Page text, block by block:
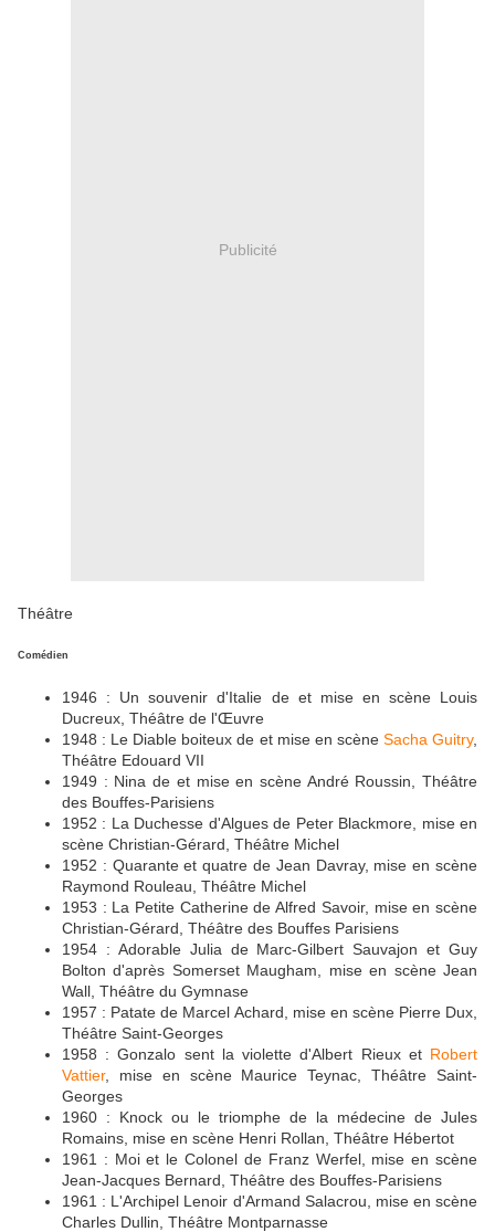
Publicité
Théâtre
Comédien
1946 : Un souvenir d'Italie de et mise en scène Louis
Ducreux, Théâtre de l'Œuvre
1948 : Le Diable boiteux de et mise en scène Sacha Guitry,
Théâtre Edouard VII
1949 : Nina de et mise en scène André Roussin, Théâtre
des Bouffes-Parisiens
1952 : La Duchesse d'Algues de Peter Blackmore, mise en
scène Christian-Gérard, Théâtre Michel
1952 : Quarante et quatre de Jean Davray, mise en scène
Raymond Rouleau, Théâtre Michel
1953 : La Petite Catherine de Alfred Savoir, mise en scène
Christian-Gérard, Théâtre des Bouffes Parisiens
1954 : Adorable Julia de Marc-Gilbert Sauvajon et Guy
Bolton d'après Somerset Maugham, mise en scène Jean
Wall, Théâtre du Gymnase
1957 : Patate de Marcel Achard, mise en scène Pierre Dux,
Théâtre Saint-Georges
1958 : Gonzalo sent la violette d'Albert Rieux et Robert
Vattier, mise en scène Maurice Teynac, Théâtre Saint-
Georges
1960 : Knock ou le triomphe de la médecine de Jules
Romains, mise en scène Henri Rollan, Théâtre Hébertot
1961 : Moi et le Colonel de Franz Werfel, mise en scène
Jean-Jacques Bernard, Théâtre des Bouffes-Parisiens
1961 : L'Archipel Lenoir d'Armand Salacrou, mise en scène
Charles Dullin, Théâtre Montparnasse